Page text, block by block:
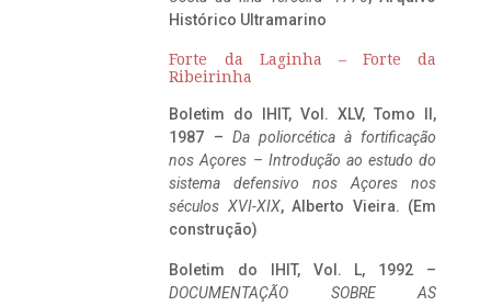
Histórico Ultramarino
Forte da Laginha – Forte da
Ribeirinha
Boletim do IHIT, Vol. XLV, Tomo II,
1987 – Da poliorcética à fortificação
nos Açores – Introdução ao estudo do
sistema defensivo nos Açores nos
séculos XVI-XIX, Alberto Vieira. (Em
construção)
Boletim do IHIT, Vol. L, 1992 –
DOCUMENTAÇÃO SOBRE AS